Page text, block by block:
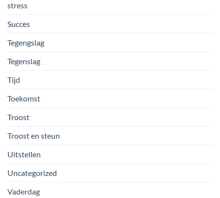
stress
Succes
Tegengslag
Tegenslag
Tijd
Toekomst
Troost
Troost en steun
Uitstellen
Uncategorized
Vaderdag